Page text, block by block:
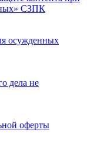
СЗПК
осужденных
дела не
оферты